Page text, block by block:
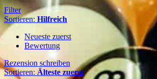
Filter
Sortieren: Hilfreich
Neueste zuerst
Bewertung
Rezension schreiben
Sortieren: Älteste zuerst